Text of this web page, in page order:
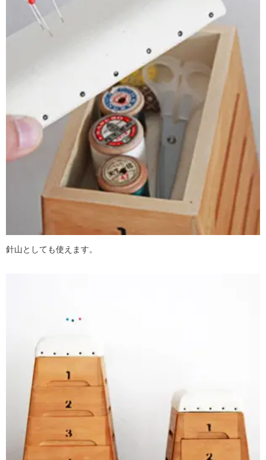
針山としても使えます。